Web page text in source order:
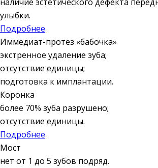
улыбки.
Подробнее
Иммедиат-протез «бабочка»
экстренное удаление зуба;
отсутствие единицы;
подготовка к имплантации.
Коронка
более 70% зуба разрушено;
отсутствие единицы.
Подробнее
Мост
нет от 1 до 5 зубов подряд.